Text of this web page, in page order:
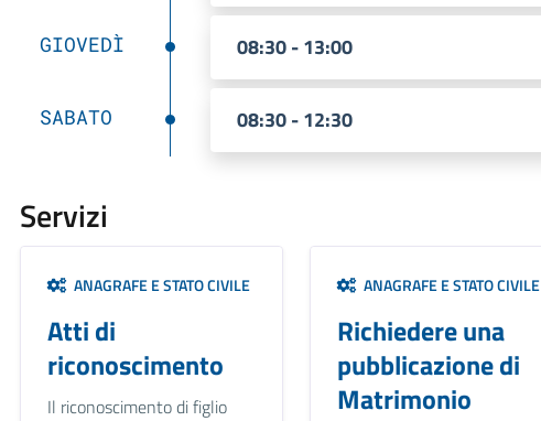
GIOVEDÌ 08:30 - 13:00
SABATO 08:30 - 12:30
Servizi
ANAGRAFE E STATO CIVILE
Atti di
riconoscimento
Il riconoscimento di figlio
ANAGRAFE E STATO CIVILE
Richiedere una
pubblicazione di
Matrimonio